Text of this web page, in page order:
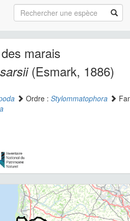
marais
(Esmark, 1886)
Ordre : Stylommatophora